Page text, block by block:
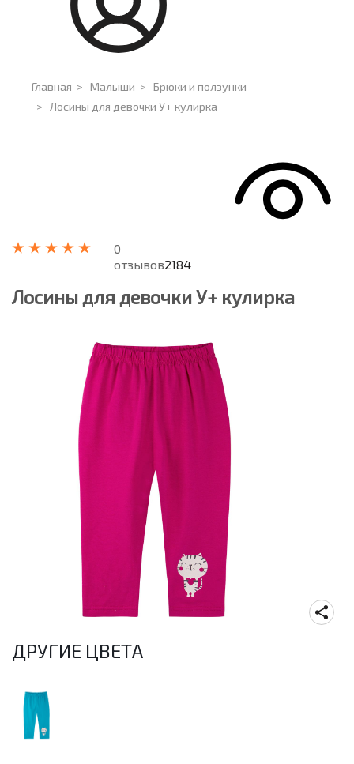
Главная > Малыши > Брюки и ползунки
> Лосины для девочки У+ кулирка
0
отзывов2184
Лосины для девочки У+ кулирка
ДРУГИЕ ЦВЕТА